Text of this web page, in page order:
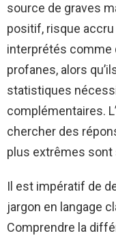
source de graves
positif, risque
interprétés comme
profanes, alors
statistiques
complémentaires.
chercher des
plus extrêmes
Il est impératif de
jargon en langage
Comprendre la